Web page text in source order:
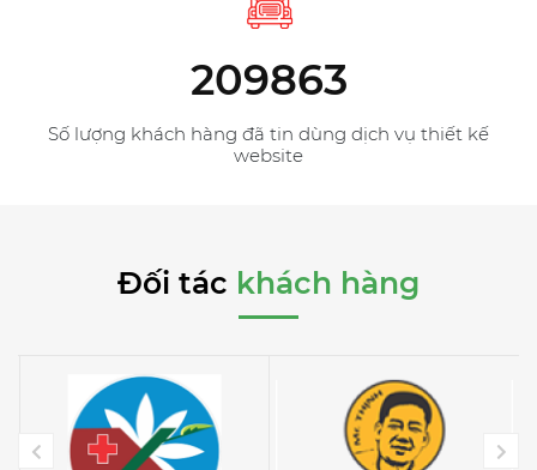
195588
Dự án thực hiện
Đối tác khách hàng